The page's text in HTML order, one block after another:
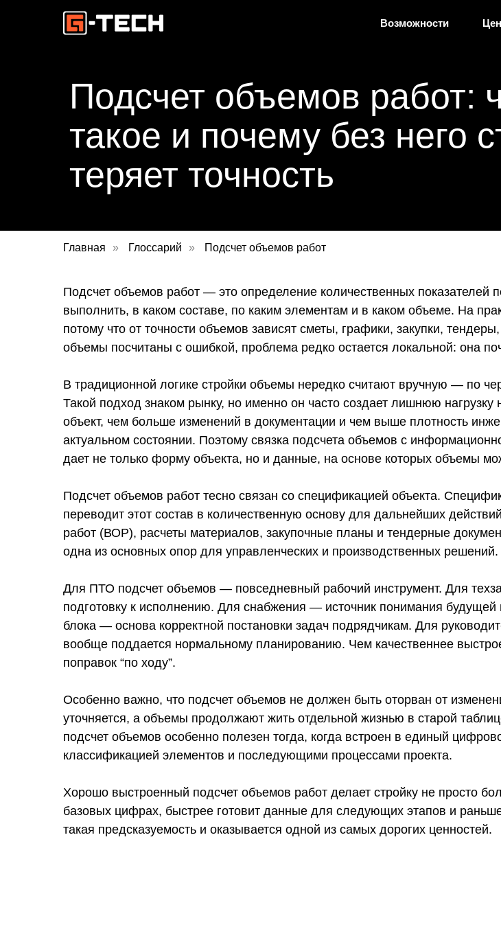
Подсчет объемов работ:
такое и почему без него
теряет точность
Возможности
Главная » Глоссарий » Подсчет объемов работ
Подсчет объемов работ — это определение количественных показателей
выполнить, в каком составе, по каким элементам и в каком объеме. На
потому что от точности объемов зависят сметы, графики, закупки,
объемы посчитаны с ошибкой, проблема редко остается локальной: она
В традиционной логике стройки объемы нередко считают вручную — по
Такой подход знаком рынку, но именно он часто создает лишнюю
объект, чем больше изменений в документации и чем выше плотность
актуальном состоянии. Поэтому связка подсчета объемов с
дает не только форму объекта, но и данные, на основе которых объемы
Подсчет объемов работ тесно связан со спецификацией объекта.
переводит этот состав в количественную основу для дальнейших
работ (ВОР), расчеты материалов, закупочные планы и тендерные
одна из основных опор для управленческих и производственных решений.
Для ПТО подсчет объемов — повседневный рабочий инструмент. Для
подготовку к исполнению. Для снабжения — источник понимания
блока — основа корректной постановки задач подрядчикам. Для
вообще поддается нормальному планированию. Чем качественнее
поправок “по ходу”.
Особенно важно, что подсчет объемов не должен быть оторван от
уточняется, а объемы продолжают жить отдельной жизнью в старой
подсчет объемов особенно полезен тогда, когда встроен в единый
классификацией элементов и последующими процессами проекта.
Хорошо выстроенный подсчет объемов работ делает стройку не просто
базовых цифрах, быстрее готовит данные для следующих этапов и
такая предсказуемость и оказывается одной из самых дорогих ценностей.